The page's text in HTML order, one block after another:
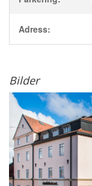
Adress:
Bilder